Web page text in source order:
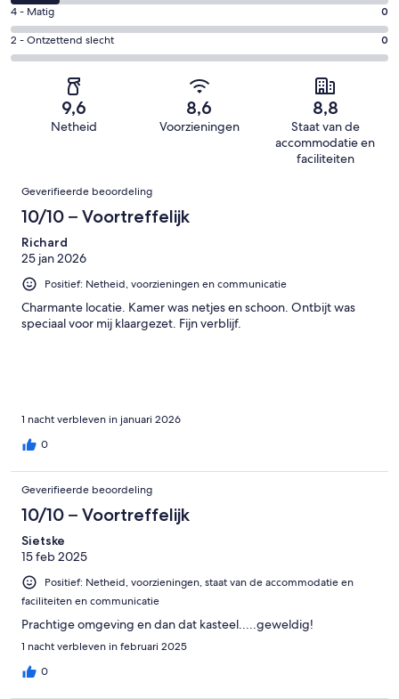
van
15
beoordelingen
Goed.
1
van
beoordelingen
-
Redelijk.
2
beoordelingen
Gastenscore:
4
-
4 - Matig 0
Gastenscore:
2
Ontzettend
beoordelingen
2 - Ontzettend slecht 0
9,6
Netheid
8,6
Voorzieningen
8,8
Staat van de
accommodatie en
faciliteiten
Beoordelingen
Geverifieerde beoordeling
10/10 – Voortreffelijk
Richard
25 jan 2026
Positief: Netheid, voorzieningen en communicatie
Charmante locatie. Kamer was netjes en schoon. Ontbijt was
speciaal voor mij klaargezet. Fijn verblijf.
1 nacht verbleven in januari 2026
0
Geverifieerde beoordeling
10/10 – Voortreffelijk
Sietske
15 feb 2025
Positief: Netheid, voorzieningen, staat van de accommodatie en
faciliteiten en communicatie
Prachtige omgeving en dan dat kasteel.....geweldig!
1 nacht verbleven in februari 2025
0